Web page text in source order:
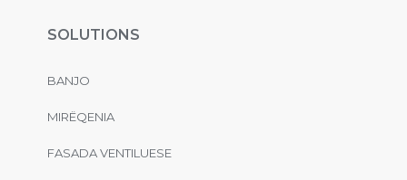
SOLUTIONS
BANJO
MIRËQENIA
FASADA VENTILUESE